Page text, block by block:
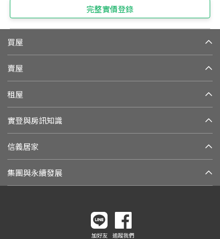
完整實價登錄
買屋
賣屋
租屋
實登與房訊知識
信義居家
集團與永續發展
加好友 追蹤我們